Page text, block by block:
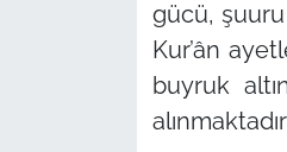
gücü, şuuru
Kur’ân
buyruk